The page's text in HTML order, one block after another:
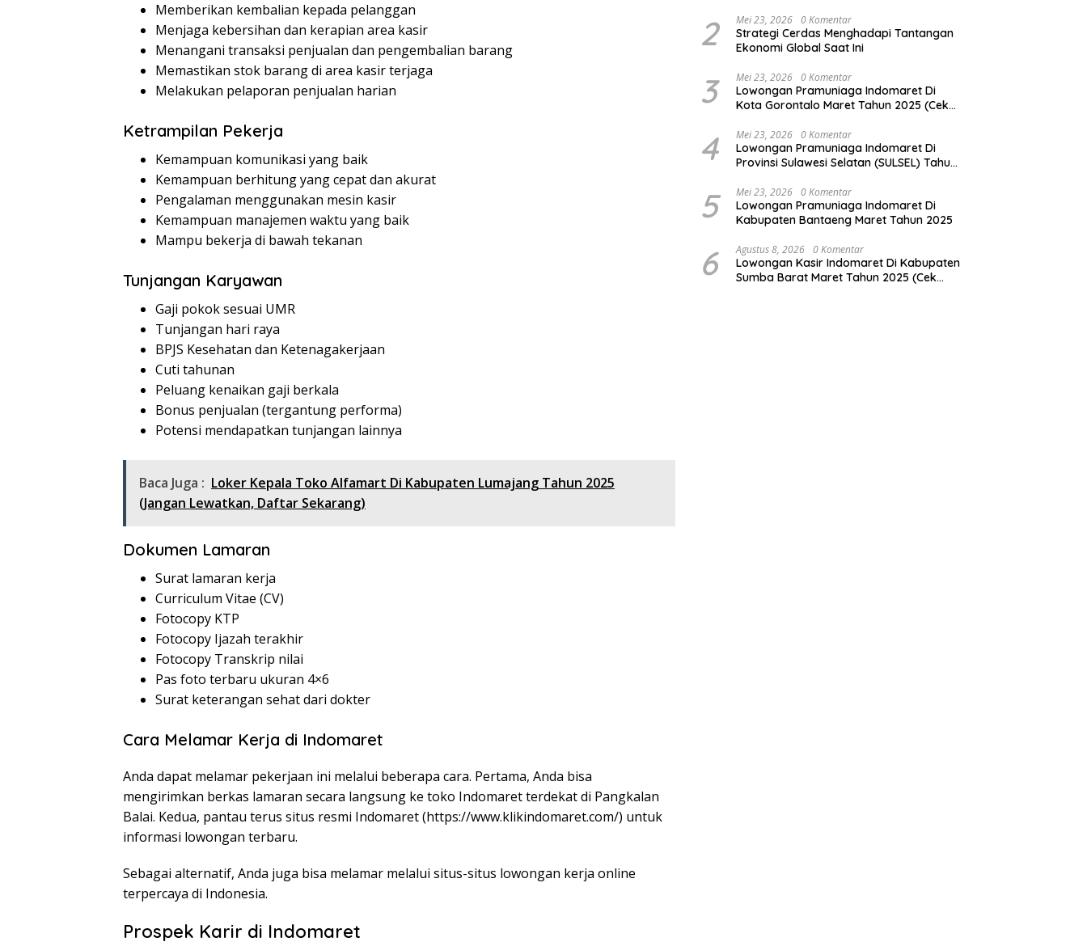
Memberikan kembalian kepada pelanggan
Menjaga kebersihan dan kerapian area kasir
Menangani transaksi penjualan dan pengembalian barang
Memastikan stok barang di area kasir terjaga
Melakukan pelaporan penjualan harian
Ketrampilan Pekerja
Kemampuan komunikasi yang baik
Kemampuan berhitung yang cepat dan akurat
Pengalaman menggunakan mesin kasir
Kemampuan manajemen waktu yang baik
Mampu bekerja di bawah tekanan
Tunjangan Karyawan
Gaji pokok sesuai UMR
Tunjangan hari raya
BPJS Kesehatan dan Ketenagakerjaan
Cuti tahunan
Peluang kenaikan gaji berkala
Bonus penjualan (tergantung performa)
Potensi mendapatkan tunjangan lainnya
Baca Juga : Loker Kepala Toko Alfamart Di Kabupaten Lumajang Tahun 2025
(Jangan Lewatkan, Daftar Sekarang)
Dokumen Lamaran
Surat lamaran kerja
Curriculum Vitae (CV)
Fotocopy KTP
Fotocopy Ijazah terakhir
Fotocopy Transkrip nilai
Pas foto terbaru ukuran 4×6
Surat keterangan sehat dari dokter
Cara Melamar Kerja di Indomaret
Anda dapat melamar pekerjaan ini melalui beberapa cara. Pertama, Anda bisa
mengirimkan berkas lamaran secara langsung ke toko Indomaret terdekat di Pangkalan
Balai. Kedua, pantau terus situs resmi Indomaret (https://www.klikindomaret.com/) untuk
informasi lowongan terbaru.
Sebagai alternatif, Anda juga bisa melamar melalui situs-situs lowongan kerja online
terpercaya di Indonesia.
Prospek Karir di Indomaret
2 Mei 23, 2026 0 Komentar
Strategi Cerdas Menghadapi Tantangan
Ekonomi Global Saat Ini
3 Mei 23, 2026 0 Komentar
Lowongan Pramuniaga Indomaret Di
Kota Gorontalo Maret Tahun 2025 (Cek
4 Mei 23, 2026 0 Komentar
Lowongan Pramuniaga Indomaret Di
Provinsi Sulawesi Selatan (SULSEL) Tahun
5 Mei 23, 2026 0 Komentar
Lowongan Pramuniaga Indomaret Di
Kabupaten Bantaeng Maret Tahun 2025
6 Agustus 8, 2026 0 Komentar
Lowongan Kasir Indomaret Di Kabupaten
Sumba Barat Maret Tahun 2025 (Cek